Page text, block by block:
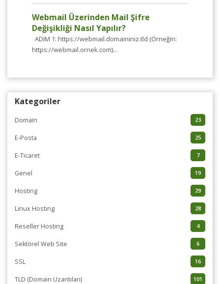
Webmail Üzerinden Mail Şifre
Değişikliği Nasıl Yapılır?
ADIM 1: https://webmail.domaininiz.tld (Örneğin:
https://webmail.ornek.com)...
Kategoriler
23
Domain
25
E-Posta
7
E-Ticaret
19
Genel
29
Hosting
28
Linux Hosting
4
Reseller Hosting
6
Sektörel Web Site
16
SSL
101
TLD (Domain Uzantıları)